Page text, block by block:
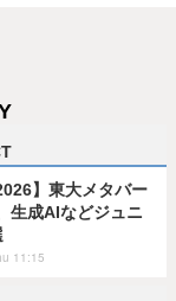
】東大メタバー
生成AIなどジュニ
11:15